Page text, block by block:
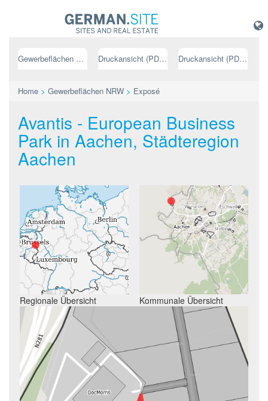
Gewerbeflächen NRW Druckansicht (PDF) // deutsch Druckansicht (PDF) // englisch
Home > Gewerbeflächen NRW > Exposé
Avantis - European Business
Park in Aachen, Städteregion
Aachen
Regionale Übersicht Kommunale Übersicht